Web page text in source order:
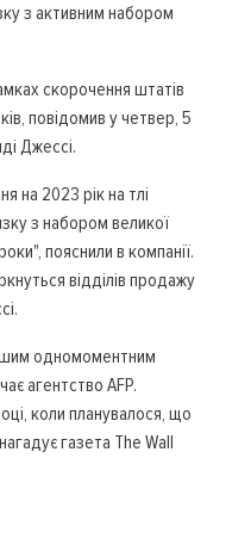
з активним набором
скорочення штатів
повідомив у четвер, 5
Джессі.
на 2023 рік на тлі
з набором великої
пояснили в компанії.
відділів продажу
одномоментним
агентство AFP.
коли планувалося, що
газета The Wall